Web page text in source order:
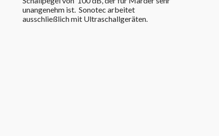
unangenehm ist. Sonotec arbeitet
ausschließlich mit Ultraschallgeräten.